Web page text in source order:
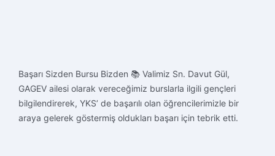
Başarı Sizden Bursu Bizden 📚 Valimiz Sn. Davut Gül,
GAGEV ailesi olarak vereceğimiz burslarla ilgili gençleri
bilgilendirerek, YKS’ de başarılı olan öğrencilerimizle bir
araya gelerek göstermiş oldukları başarı için tebrik etti.